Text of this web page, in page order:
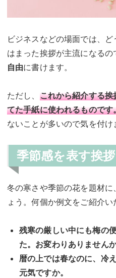
ビジネスなどの場面では、
はまった挨拶が主流になるの
自由に書けます。
ただし、 これから紹介する
てた手紙に使われるものです
ないことが多いので気を付け
季節感を表す挨拶
冬の寒さや季節の花を題材
ょう。何個か例文をご紹介い
残寒の厳しい中にも梅の
た。お変わりありませんか
暦の上では春なのに、冷
元気ですか。